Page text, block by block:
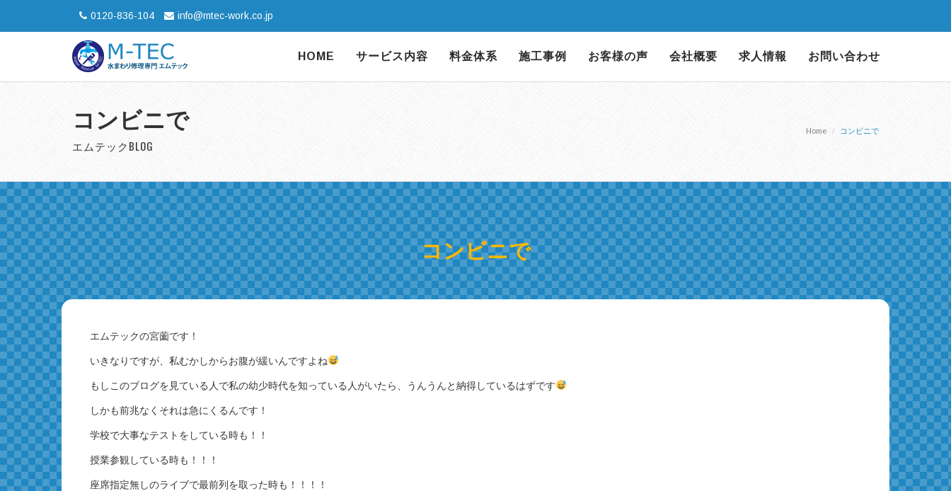
0120-836-104 info@mtec-work.co.jp
HOME サービス内容 料金体系 施工事例 お客様の声 会社概要 求人情報 お問い合わせ
コンビニで
エムテックBLOG
Home コンビニで
コンビニで
エムテックの宮薗です！
いきなりですが、私むかしからお腹が緩いんですよね
もしこのブログを見ている人で私の幼少時代を知っている人がいたら、うんうんと納得しているはずです
しかも前兆なくそれは急にくるんです！
学校で大事なテストをしている時も！！
授業参観している時も！！！
座席指定無しのライブで最前列を取った時も！！！！